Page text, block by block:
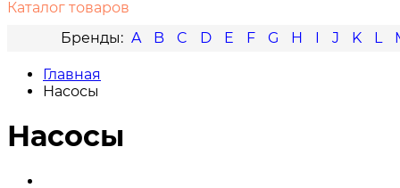
Каталог товаров
A
B C D E F G H I J K L
Главная
Насосы
Насосы